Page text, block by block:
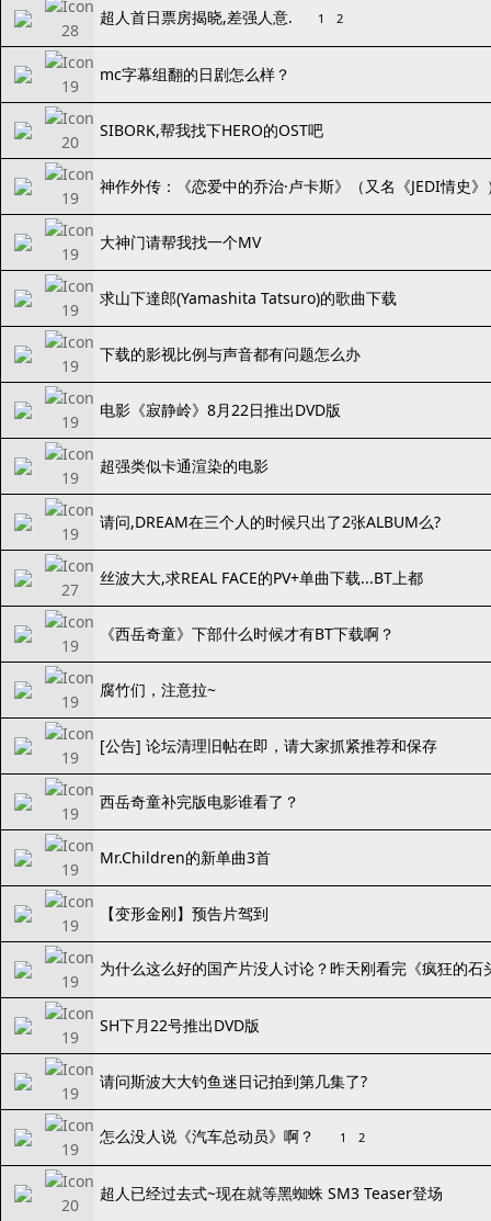
超人首日票房揭晓,差强人意. 1 2
mc字幕组翻的日剧怎么样？
SIBORK,帮我找下HERO的OST吧
神作外传：《恋爱中的乔治·卢卡斯》（又名《JEDI情史》
大神门请帮我找一个MV
求山下達郎(Yamashita Tatsuro)的歌曲下载
下载的影视比例与声音都有问题怎么办
电影《寂静岭》8月22日推出DVD版
超强类似卡通渲染的电影
请问,DREAM在三个人的时候只出了2张ALBUM么?
丝波大大,求REAL FACE的PV+单曲下载...BT上都
《西岳奇童》下部什么时候才有BT下载啊？
腐竹们，注意拉~
[公告] 论坛清理旧帖在即，请大家抓紧推荐和保存
西岳奇童补完版电影谁看了？
Mr.Children的新单曲3首
【变形金刚】预告片驾到
为什么这么好的国产片没人讨论？昨天刚看完《疯狂的石
SH下月22号推出DVD版
请问斯波大大钓鱼迷日记拍到第几集了?
怎么没人说《汽车总动员》啊？ 1 2
超人已经过去式~现在就等黑蜘蛛 SM3 Teaser登场